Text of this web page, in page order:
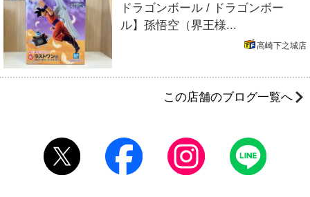
ドラゴンボール / ドラゴンボー
ル】孫悟空（界王様...
高崎下之城店
この店舗のブログ一覧へ